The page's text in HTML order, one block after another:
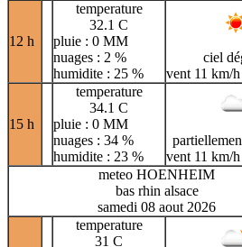
12 h
temperature
32.1 C
pluie : 0 MM
nuages : 2 %
humidite : 25 %
ciel
vent 11 km/
15 h
temperature
34.1 C
pluie : 0 MM
nuages : 34 %
humidite : 23 %
vent 11 km/
meteo HOENHEIM
bas rhin alsace
samedi 08 aout 2026
temperature
31 C